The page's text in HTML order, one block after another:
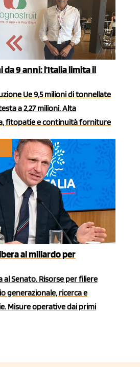
da 9 anni: l’Italia limita il
Ue 9,5 milioni di tonnellate
a 2,27 milioni. Alta
fitopatie e continuità forniture
al miliardo per
al Senato. Risorse per filiere
generazionale, ricerca e
Misure operative dai primi